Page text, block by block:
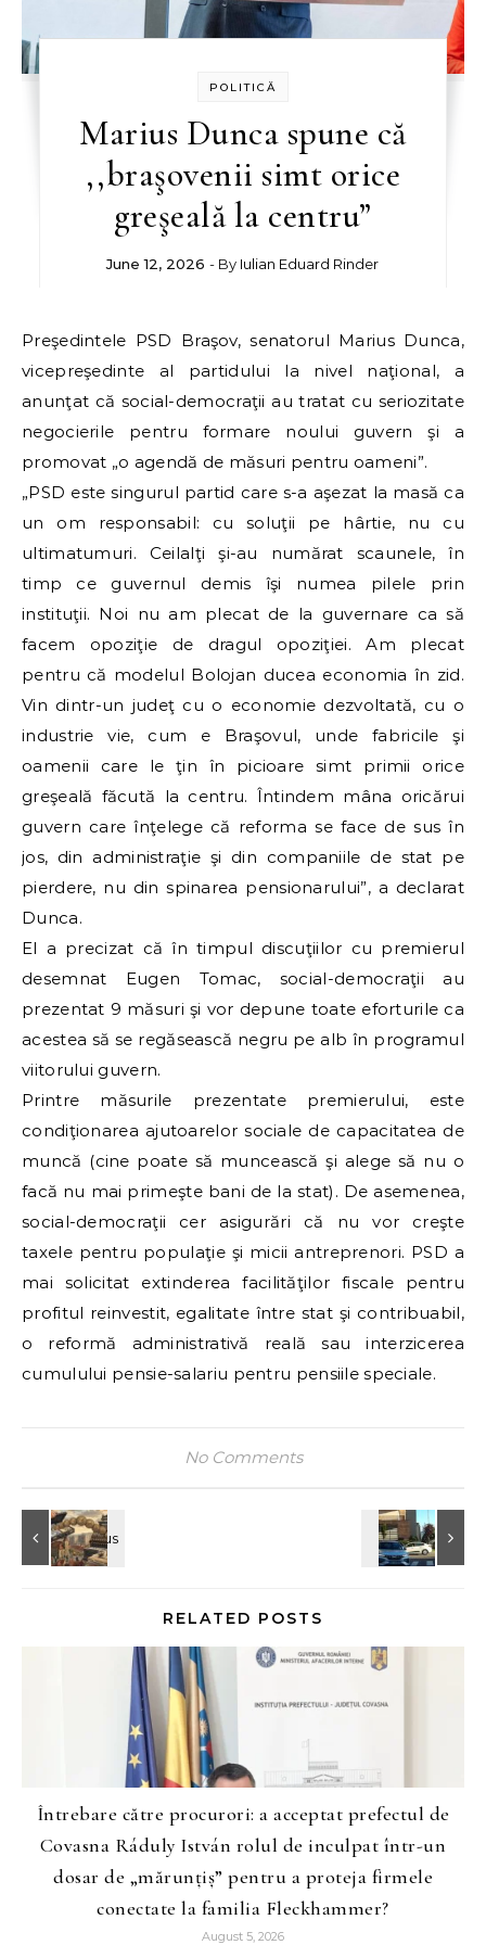
POLITICĂ
Marius Dunca spune că
,,braşovenii simt orice
greşeală la centru”
June 12, 2026 - By Iulian Eduard Rinder
Preşedintele PSD Braşov, senatorul Marius Dunca,
vicepreşedinte al partidului la nivel naţional, a
anunţat că social-democraţii au tratat cu seriozitate
negocierile pentru formare noului guvern şi a
promovat „o agendă de măsuri pentru oameni”.
„PSD este singurul partid care s-a aşezat la masă ca
un om responsabil: cu soluţii pe hârtie, nu cu
ultimatumuri. Ceilalţi şi-au numărat scaunele, în
timp ce guvernul demis îşi numea pilele prin
instituţii. Noi nu am plecat de la guvernare ca să
facem opoziţie de dragul opoziţiei. Am plecat
pentru că modelul Bolojan ducea economia în zid.
Vin dintr-un judeţ cu o economie dezvoltată, cu o
industrie vie, cum e Braşovul, unde fabricile şi
oamenii care le ţin în picioare simt primii orice
greşeală făcută la centru. Întindem mâna oricărui
guvern care înţelege că reforma se face de sus în
jos, din administraţie şi din companiile de stat pe
pierdere, nu din spinarea pensionarului”, a declarat
Dunca.
El a precizat că în timpul discuţiilor cu premierul
desemnat Eugen Tomac, social-democraţii au
prezentat 9 măsuri şi vor depune toate eforturile ca
acestea să se regăsească negru pe alb în programul
viitorului guvern.
Printre măsurile prezentate premierului, este
condiţionarea ajutoarelor sociale de capacitatea de
muncă (cine poate să muncească şi alege să nu o
facă nu mai primeşte bani de la stat). De asemenea,
social-democraţii cer asigurări că nu vor creşte
taxele pentru populaţie şi micii antreprenori. PSD a
mai solicitat extinderea facilităţilor fiscale pentru
profitul reinvestit, egalitate între stat şi contribuabil,
o reformă administrativă reală sau interzicerea
cumulului pensie-salariu pentru pensiile speciale.
No Comments
RELATED POSTS
Întrebare către procurori: a acceptat prefectul de
Covasna Ráduly István rolul de inculpat într-un
dosar de „mărunțiș” pentru a proteja firmele
conectate la familia Fleckhammer?
August 5, 2026